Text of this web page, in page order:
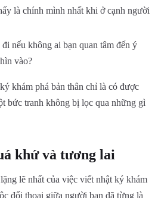
là chính mình nhất khi ở cạnh người
nếu không ai bạn quan tâm đến ý
vào?
khám phá bản thân chỉ là có được
bức tranh không bị lọc qua những gì
khứ và tương lai
lẽ nhất của việc viết nhật ký khám
đối thoại giữa người bạn đã từng là